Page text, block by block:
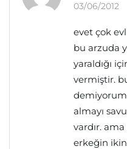
03/06/2012
evet çok
bu arzuda
yaraldığı
vermiştir.
almayı
vardır.
erkeğin